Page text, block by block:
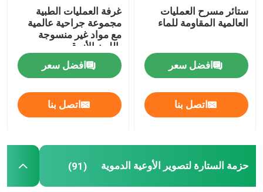
ثوب جراحي يمكن التخلص منه
حزمة الأقمشة للجراحة العامة
حزمة الستارة لتصوير الأوعية الدموية
ستائر مسرح العمليات
العالمية المقاومة للماء
افضل سعر
اتصل بنا
غرفة العمليات الطبية
مجموعة جراحية عالمية
مع مواد غير منسوجة
باللون الأزرق
افضل سعر
اتصل بنا
حزمة الستارة لتصوير الأوعية الدموية (91)